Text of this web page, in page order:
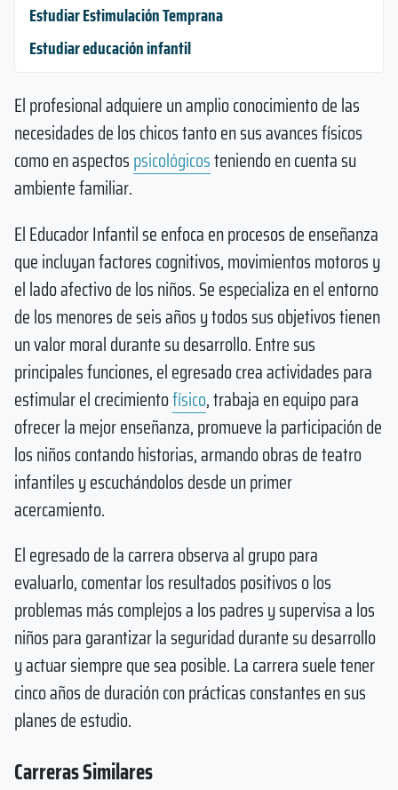
Estudiar Estimulación Temprana
Estudiar educación infantil
El profesional adquiere un amplio conocimiento de las
necesidades de los chicos tanto en sus avances físicos
como en aspectospsicológicosteniendo en cuenta su
ambiente familiar.
El Educador Infantil se enfoca en procesos de enseñanza
que incluyan factores cognitivos, movimientos motoros y
el lado afectivo de los niños. Se especializa en el entorno
de los menores de seis años y todos sus objetivos tienen
un valor moral durante su desarrollo. Entre sus
principales funciones, el egresado crea actividades para
estimular el crecimientofísico, trabaja en equipo para
ofrecer la mejor enseñanza, promueve la participación de
los niños contando historias, armando obras de teatro
infantiles y escuchándolos desde un primer
acercamiento.
El egresado de la carrera observa al grupo para
evaluarlo, comentar los resultados positivos o los
problemas más complejos a los padres y supervisa a los
niños para garantizar la seguridad durante su desarrollo
y actuar siempre que sea posible. La carrera suele tener
cinco años de duración con prácticas constantes en sus
planes de estudio.
Carreras Similares